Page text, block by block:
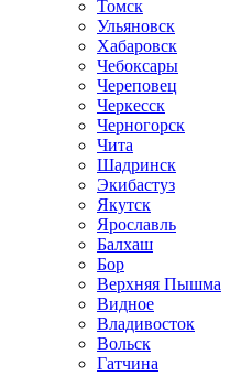
Томск
Ульяновск
Хабаровск
Чебоксары
Череповец
Черкесск
Черногорск
Чита
Шадринск
Экибастуз
Якутск
Ярославль
Балхаш
Бор
Верхняя Пышма
Видное
Владивосток
Вольск
Гатчина